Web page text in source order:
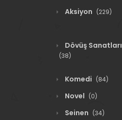
Aksiyon (229)
Dövüş Sanatları
(38)
Komedi (84)
Novel (0)
Seinen (34)